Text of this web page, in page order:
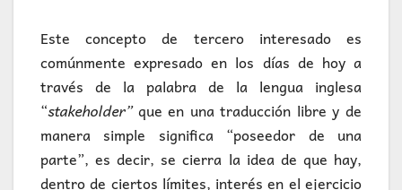
Este concepto de tercero interesado es
comúnmente expresado en los días de hoy a
través de la palabra de la lengua inglesa
“stakeholder”que en una traducción libre y de
manera simple significa “poseedor de una
parte”, es decir, se cierra la idea de que hay,
dentro de ciertos límites, interés en el ejercicio